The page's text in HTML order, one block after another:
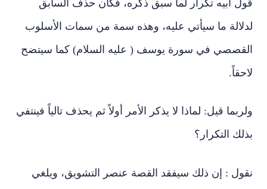
قول أبيه تكرار لما سبق ذكره، فكان حذف السابق
لدلالة ما سيأتي عليه، وهذه سمة من سمات الأسلوب
القصصي في سورة يوسف ( عليه السلام) كما سيتضح
لاحقاً.
ولربما قيل: لماذا لا يذكر الأمر أولاً ثم يحذف تالياً فينتفي
بذلك التكرار؟
نقول : إن ذلك سيفقد القصة عنصر التشويق، ويلغي